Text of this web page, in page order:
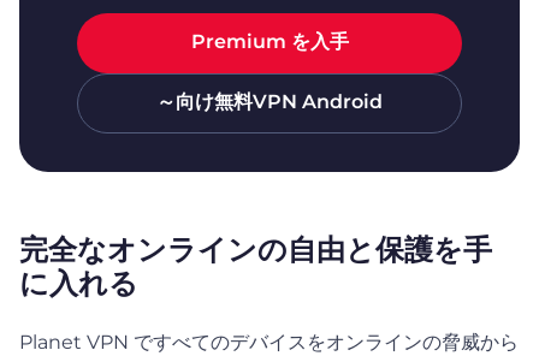
Premium を入手
～向け無料VPN Android
完全なオンラインの自由と保護を手
に入れる
Planet VPN ですべてのデバイスをオンラインの脅威から